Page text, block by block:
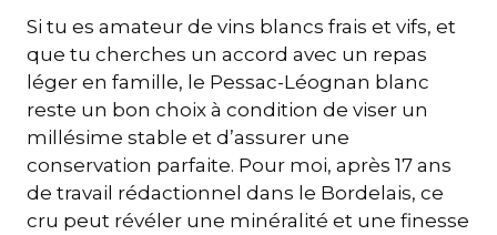
Si tu es amateur de vins blancs frais et vifs, et
que tu cherches un accord avec un repas
léger en famille, le Pessac-Léognan blanc
reste un bon choix à condition de viser un
millésime stable et d’assurer une
conservation parfaite. Pour moi, après 17 ans
de travail rédactionnel dans le Bordelais, ce
cru peut révéler une minéralité et une finesse